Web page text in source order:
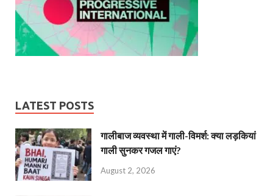
LATEST POSTS
गालीबाज व्‍यवस्‍था में गाली-विमर्श: क्या लड़कियां
गाली सुनकर गजल गाएं?
August 2, 2026